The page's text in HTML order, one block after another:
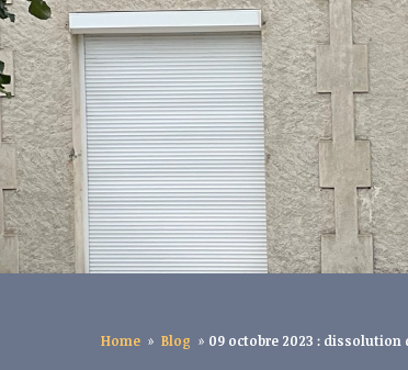
Home » Blog » 09 octobre 2023 :